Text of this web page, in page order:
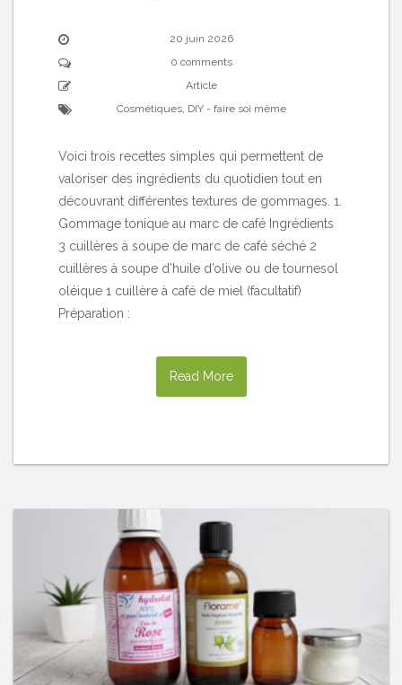
20 juin 2026
0 comments
Article
Cosmétiques, DIY - faire soi même
Voici trois recettes simples qui permettent de
valoriser des ingrédients du quotidien tout en
découvrant différentes textures de gommages. 1.
Gommage tonique au marc de café Ingrédients
3 cuillères à soupe de marc de café séché 2
cuillères à soupe d’huile d’olive ou de tournesol
oléique 1 cuillère à café de miel (facultatif)
Préparation :
Read More